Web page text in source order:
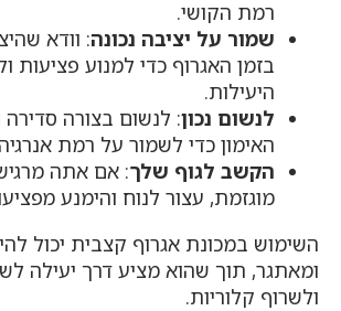
רמת הקושי.
שמור על יציבה נכונה: וודא
בזמן האגרוף כדי למנוע פציעות
היעילות.
לנשום נכון: לנשום בצורה
האימון כדי לשמור על רמת
הקשב לגוף שלך: אם אתה
מוגזמת, עצור לנוח והימנע
השימוש במכונת אגרוף קצבית יכול
ומאתגר, תוך שהוא מציע דרך יעילה
ולשרוף קלוריות.